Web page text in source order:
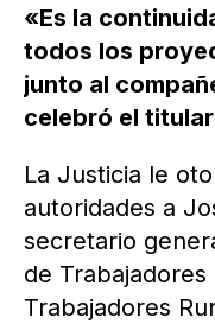
«Es la
todos los
junto al
celebró el
La Justicia le
autoridades a
secretario
de
Trabajadores